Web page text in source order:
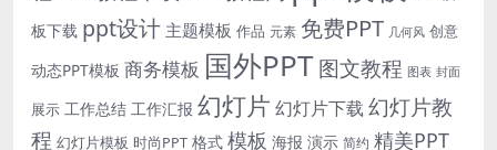
板下载 ppt设计 主题模板 作品 元素 免费PPT 几何风 创意
动态PPT模板 商务模板 国外PPT图文教程 图表 封面
展示 工作总结 工作汇报 幻灯片 幻灯片下载 幻灯片教
程 幻灯片模板 时尚PPT 格式 模板 海报 演示 简约 精美PPT